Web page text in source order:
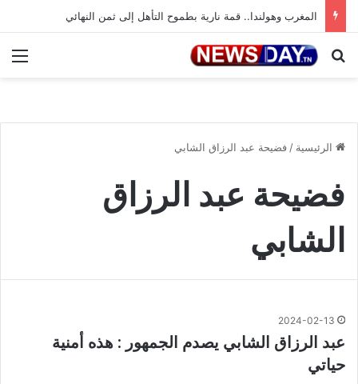
المغرب وهولندا.. قمة نارية بطموح التأهل إلى ثمن النهائي
بحث عن
الرئيسية / فضيحة عبد الرزاق الشابي
فضيحة عبد الرزاق
الشابي
2024-02-13
عبد الرزاق الشابي يصدم الجمهور : هذه أمنية
حياتي